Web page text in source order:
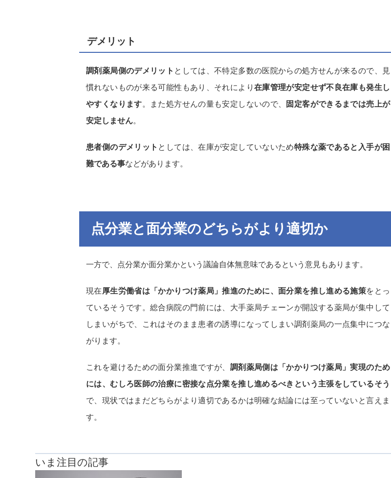
デメリット
調剤薬局側のデメリット としては、不特定多数の医院からの処方せんが来るので、見
慣れないものが来る可能性もあり、それにより 在庫管理が安定せず不良在庫も発生し
やすくなります。また処方せんの量も安定しないので、
固定客ができるまでは売上が
安定しません。
患者側のデメリット としては、在庫が安定していないため特殊な薬であると入手が困
難である事などがあります。
点分業と面分業のどちらがより適切か
一方で、点分業か面分業かという議論自体無意味であるという意見もあります。
現在 厚生労働省は「かかりつけ薬局」推進のために、面分業を推し進める施策をとっ
ているそうです。総合病院の門前には、大手薬局チェーンが開設する薬局が集中して
しまいがちで、これはそのまま患者の誘導になってしまい調剤薬局の一点集中につな
がります。
これを避けるための面分業推進ですが、 調剤薬局側は「かかりつけ薬局」実現のため
には、むしろ医師の治療に密接な点分業を推し進めるべきという主張をしているそう
で、現状ではまだどちらがより適切であるかは明確な結論には至っていないと言えま
す。
いま注目の記事